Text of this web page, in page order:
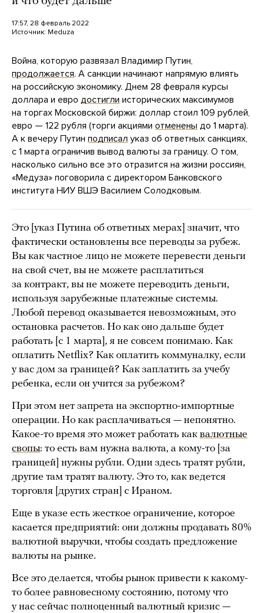
17:57, 28 февраль 2022
Источник: Meduza
Война, которую развязал Владимир Путин,
продолжается. А санкции начинают напрямую влиять
на российскую экономику. Днем 28 февраля курсы
доллара и евро достигли исторических максимумов
на торгах Московской биржи: доллар стоил 109 рублей,
евро — 122 рубля (торги акциями отменены до 1 марта).
А к вечеру Путин подписал указ об ответных санкциях,
с 1 марта ограничив вывод валюты за границу. О том,
насколько сильно все это отразится на жизни россиян,
«Медуза» поговорила с директором Банковского
института НИУ ВШЭ Василием Солодковым.
Это [указ Путина об ответных мерах] значит, что
фактически остановлены все переводы за рубеж.
Вы как частное лицо не можете перевести деньги
на свой счет, вы не можете расплатиться
за контракт, вы не можете переводить деньги,
используя зарубежные платежные системы.
Любой перевод оказывается невозможным, это
остановка расчетов. Но как оно дальше будет
работать [с 1 марта], я не совсем понимаю. Как
оплатить Netflix? Как оплатить коммуналку, если
у вас дом за границей? Как заплатить за учебу
ребенка, если он учится за рубежом?
При этом нет запрета на экспортно-импортные
операции. Но как расплачиваться — непонятно.
Какое-то время это может работать как валютные
свопы: то есть вам нужна валюта, а кому-то [за
границей] нужны рубли. Одни здесь тратят рубли,
другие там тратят валюту. Это то, как ведется
торговля [других стран] с Ираном.
Еще в указе есть жесткое ограничение, которое
касается предприятий: они должны продавать 80%
валютной выручки, чтобы создать предложение
валюты на рынке.
Все это делается, чтобы рынок привести к какому-
то более равновесному состоянию, потому что
у нас сейчас полноценный валютный кризис —